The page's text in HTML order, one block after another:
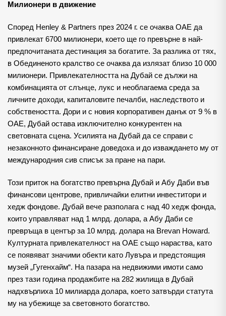
Милионери в движение
Според Henley & Partners през 2024 г. се очаква ОАЕ да
привлекат 6700 милионери, което ще го превърне в най-
предпочитаната дестинация за богатите. За разлика от тях,
в Обединеното кралство се очаква да излязат близо 10 000
милионери. Привлекателността на Дубай се дължи на
комбинацията от слънце, лукс и необлагаема среда за
личните доходи, капиталовите печалби, наследството и
собствеността. Дори и с новия корпоративен данък от 9 % в
ОАЕ, Дубай остава изключително конкурентен на
световната сцена. Усилията на Дубай да се справи с
незаконното финансиране доведоха и до изваждането му от
международния сив списък за пране на пари.
Този приток на богатство превърна Дубай и Абу Даби във
финансови центрове, привличайки елитни инвеститори и
хедж фондове. Дубай вече разполага с над 40 хедж фонда,
които управляват над 1 млрд. долара, а Абу Даби се
превръща в център за 10 млрд. долара на Brevan Howard.
Културната привлекателност на ОАЕ също нараства, като
се появяват значими обекти като Лувъра и предстоящия
музей „Гугенхайм“. На пазара на недвижими имоти само
през тази година продажбите на 282 жилища в Дубай
надхвърлиха 10 милиарда долара, което затвърди статута
му на убежище за световното богатство.